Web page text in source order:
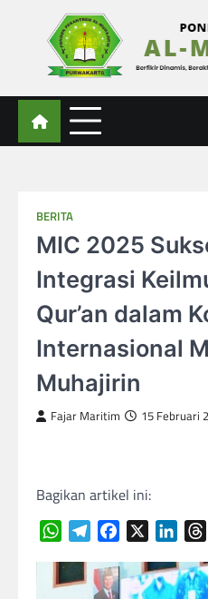
Al-Muhajirin
Berpikir Dinamis – Berakhlak Salaf
BERITA
MIC 2025
Integrasi
Qur’an dalam
Internasional
Muhajirin
Fajar Maritim 15 Februari
Bagikan artikel ini:
WhatsAppTelegramFacebook